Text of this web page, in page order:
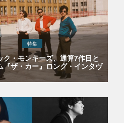
特集
ク・モンキーズ、通算7作目と
『ザ・カー』ロング・インタヴ